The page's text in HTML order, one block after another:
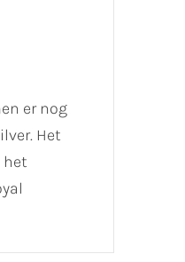
er nog
Het
het